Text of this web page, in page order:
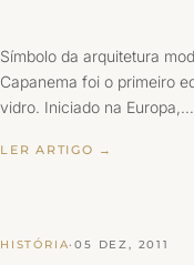
Símbolo da arquitetura
Capanema foi o primeiro
vidro. Iniciado na Europa,…
LER ARTIGO →
HISTÓRIA·05 DEZ, 2011